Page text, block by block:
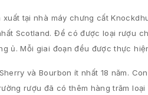
xuất tại nhà máy chưng cất
Scotland. Để có được loại rượu
ủ. Mỗi giai đoạn đều được thực
và Bourbon ít nhất 18 năm.
rượu đã có thêm hàng trăm